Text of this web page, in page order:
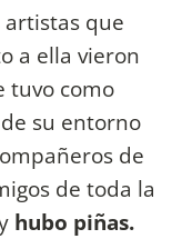
artistas que
a ella vieron
tuvo como
su entorno
de
de toda la
hubo piñas.